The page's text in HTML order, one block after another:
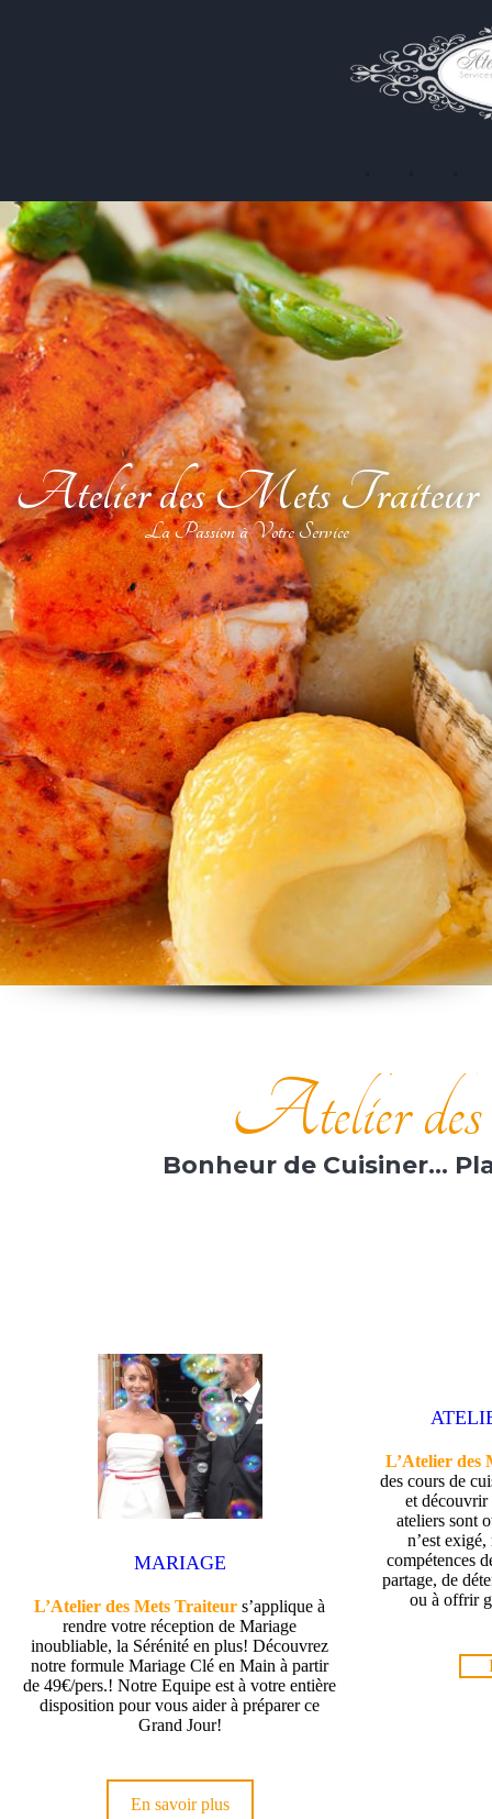
Atelier des Mets Traiteur
La Passion à Votre Service
Atelier
Bonheur de Cuisiner…
MARIAGE
L’Atelier des Mets Traiteurs’applique à
rendre votre réception de Mariage
inoubliable, la Sérénité en plus! Découvrez
notre formule Mariage Clé en Main à partir
de 49€/pers.! Notre Equipe est à votre entière
disposition pour vous aider à préparer ce
Grand Jour!
En savoir plus
L’Atelier
des cours de
et découvrir
ateliers sont
n’est
compétences
partage, de
ou à offrir